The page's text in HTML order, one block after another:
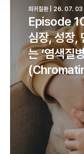
Episode
심장, 성장,
는 ‘염색질병
희귀질환 | 26. 07. 03